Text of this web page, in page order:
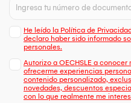
He leído la Política de
declaro haber sido informado
personales.
Autorizo a OECHSLE a
ofrecerme experiencias
contenido personalizado,
novedades, descuentos
con lo que realmente me